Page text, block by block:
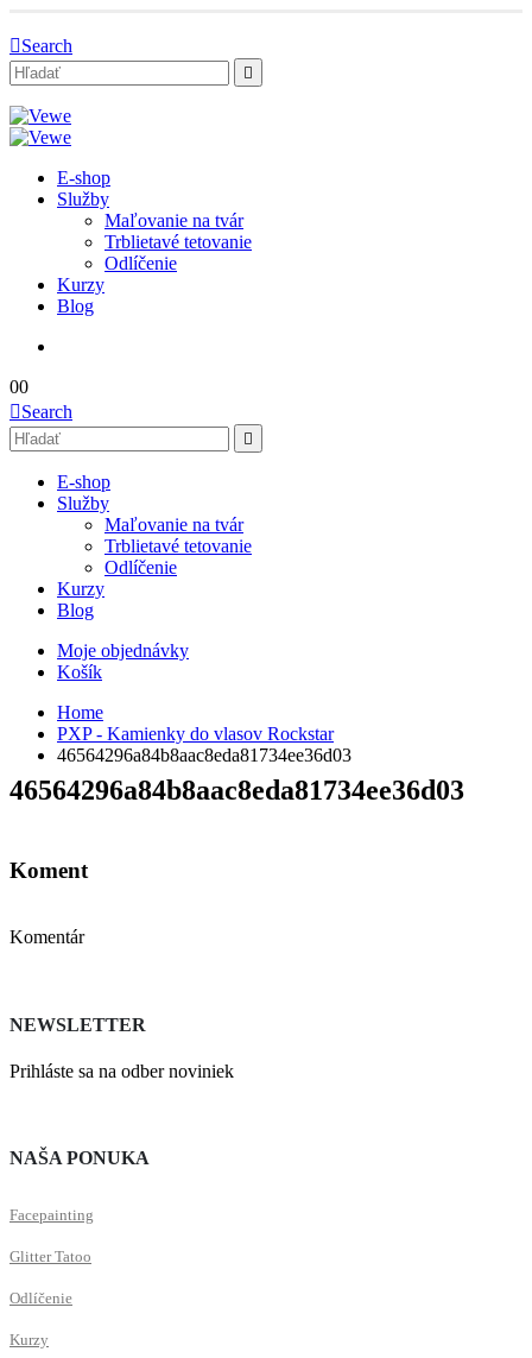
Search
E-shop
Služby
Maľovanie na tvár
Trblietavé tetovanie
Odlíčenie
Kurzy
Blog
00
Search
E-shop
Služby
Maľovanie na tvár
Trblietavé tetovanie
Odlíčenie
Kurzy
Blog
Moje objednávky
Košík
Home
PXP - Kamienky do vlasov Rockstar
46564296a84b8aac8eda81734ee36d03
46564296a84b8aac8eda81734ee36d03
Koment
Komentár
NEWSLETTER
Prihláste sa na odber noviniek
NAŠA PONUKA
Facepainting
Glitter Tatoo
Odlíčenie
Kurzy